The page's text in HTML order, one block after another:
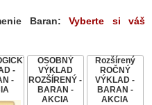
Baran:Vyberte si váš
-
-
OSOBNÝ
VÝKLAD
ROZŠÍRENÝ -
BARAN -
AKCIA
Rozšírený
ROČNÝ
VÝKLAD -
BARAN -
AKCIA